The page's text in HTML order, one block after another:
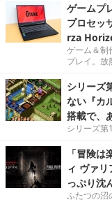
ゲームプ
プロセッ
rza
ゲーム＆制
プレイ。放
シリーズ
ない『カ
搭載で、
シリーズ第
「冒険
ィ ヴァ
っぷり沈
ふたつの沼